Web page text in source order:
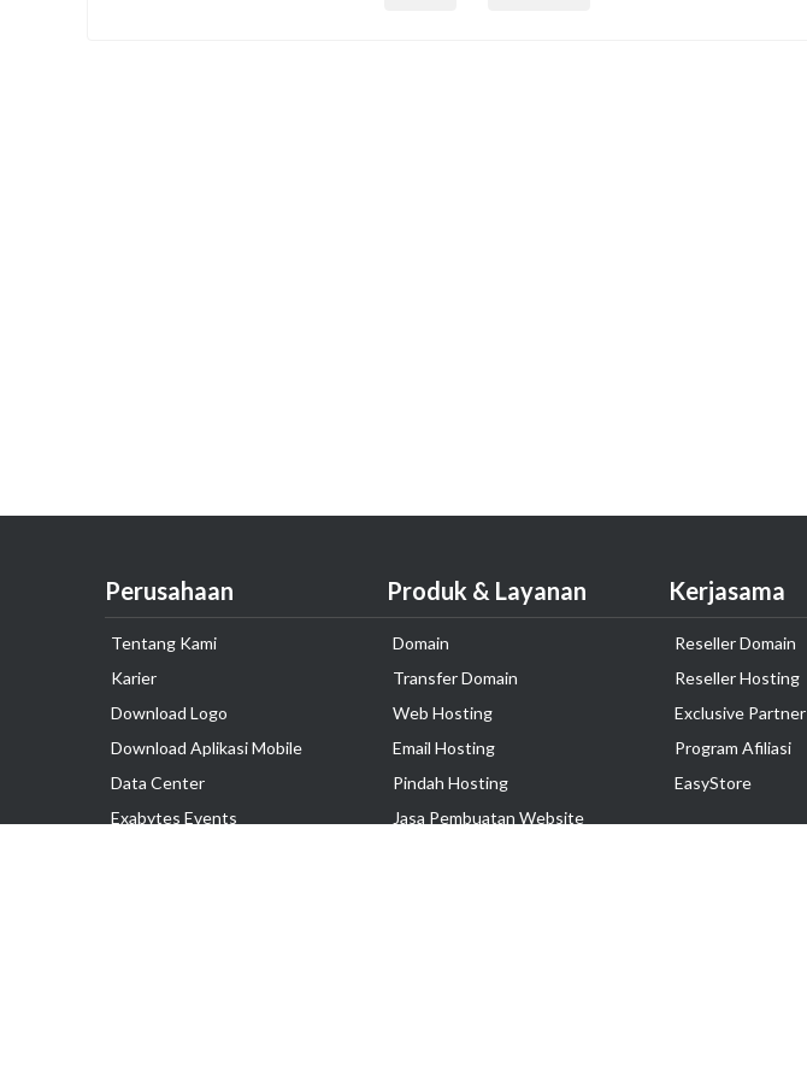
Perusahaan
Tentang Kami
Karier
Download Logo
Download Aplikasi Mobile
Data Center
Exabytes Events
Produk & Layanan
Domain
Transfer Domain
Web Hosting
Email Hosting
Pindah Hosting
Jasa Pembuatan Website
Kerjasama
Reseller Domain
Reseller Hosting
Exclusive Partner
Program Afiliasi
EasyStore